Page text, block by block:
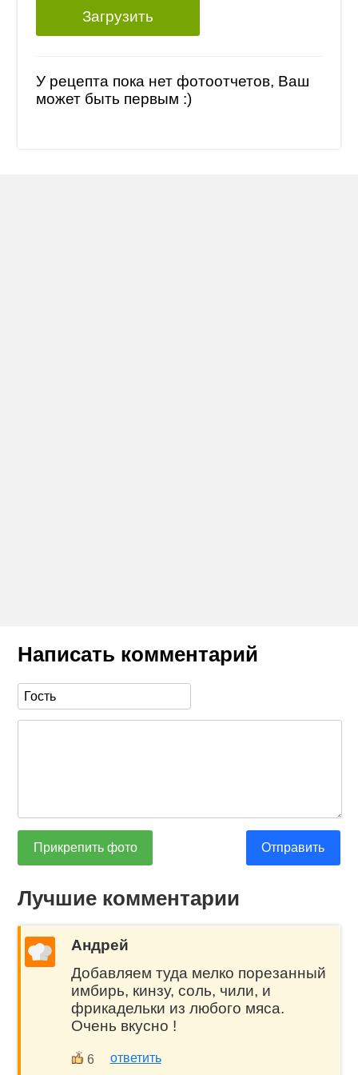
Загрузить
У рецепта пока нет фотоотчетов, Ваш
может быть первым :)
Написать комментарий
Прикрепить фото Отправить
Лучшие комментарии
Андрей
Добавляем туда мелко порезанный
имбирь, кинзу, соль, чили, и
фрикадельки из любого мяса.
Очень вкусно !
6 ответить